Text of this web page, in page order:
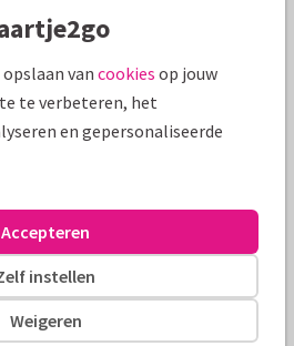
6 luxe papiersoorten
van cookies op jouw
te verbeteren, het
en gepersonaliseerde
Weigeren
instellen
Accepteren